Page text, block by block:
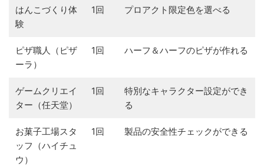
はんこづくり体
験
1回 プロアクト限定色を選べる
ピザ職人（ピザ
ーラ）
1回 ハーフ＆ハーフのピザが作れる
ゲームクリエイ
ター（任天堂）
1回
特別なキャラクター設定ができ
る
お菓子工場スタ
ッフ（ハイチュ
ウ）
1回 製品の安全性チェックができる